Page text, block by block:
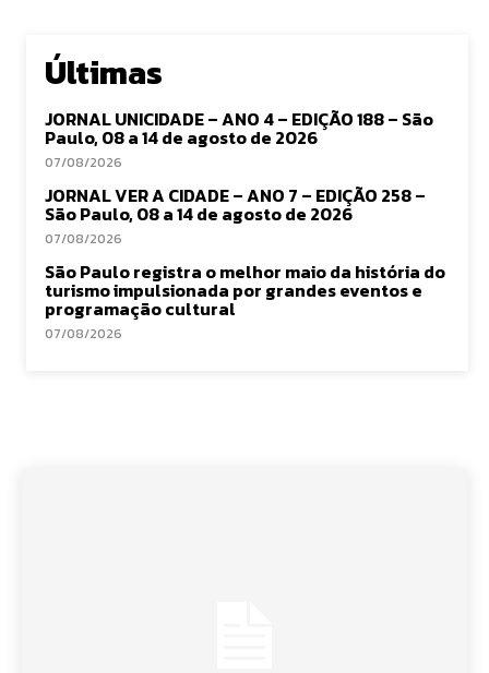
Últimas
JORNAL UNICIDADE – ANO 4 – EDIÇÃO 188 – São
Paulo, 08 a 14 de agosto de 2026
07/08/2026
JORNAL VER A CIDADE – ANO 7 – EDIÇÃO 258 –
São Paulo, 08 a 14 de agosto de 2026
07/08/2026
São Paulo registra o melhor maio da história do
turismo impulsionada por grandes eventos e
programação cultural
07/08/2026